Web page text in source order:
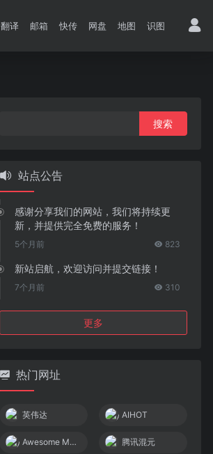
翻译 邮箱 快传 网盘 地图 识图
站点公告
感谢分享我们的网站，我们将持续更
新，并提供完全免费的服务！
5个月前 823
新站启航，欢迎访问并提交链接！
7个月前 310
更多
热门网址
英伟达 AIHOT
Awesome MCP Servers 腾讯混元